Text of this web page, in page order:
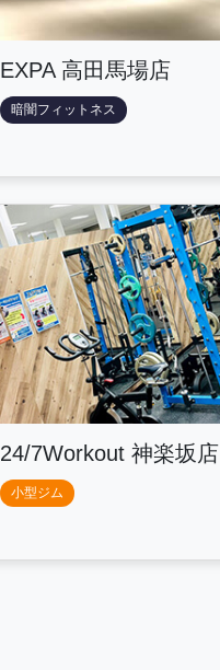
EXPA 高田馬場店
暗闇フィットネス
24/7Workout 神楽坂店
小型ジム